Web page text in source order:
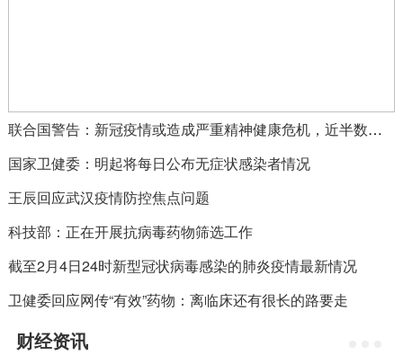
联合国警告：新冠疫情或造成严重精神健康危机，近半数美国人心理压力加剧
国家卫健委：明起将每日公布无症状感染者情况
王辰回应武汉疫情防控焦点问题
科技部：正在开展抗病毒药物筛选工作
截至2月4日24时新型冠状病毒感染的肺炎疫情最新情况
卫健委回应网传“有效”药物：离临床还有很长的路要走
财经资讯